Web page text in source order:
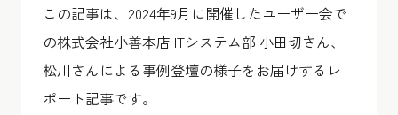
この記事は、2024年9月に開催したユーザー会で
の株式会社小善本店 ITシステム部 小田切さん、
松川さんによる事例登壇の様子をお届けするレ
ポート記事です。